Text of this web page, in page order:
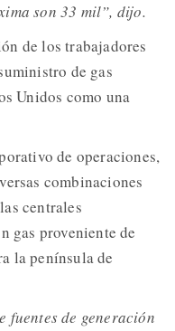
son 33 mil”, dijo.
de los trabajadores
de gas
Unidos como una
de operaciones,
combinaciones
centrales
gas proveniente de
la península de
fuentes de generación